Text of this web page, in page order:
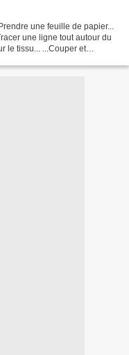
une feuille de papier...
une ligne tout autour du
le tissu... ...Couper et